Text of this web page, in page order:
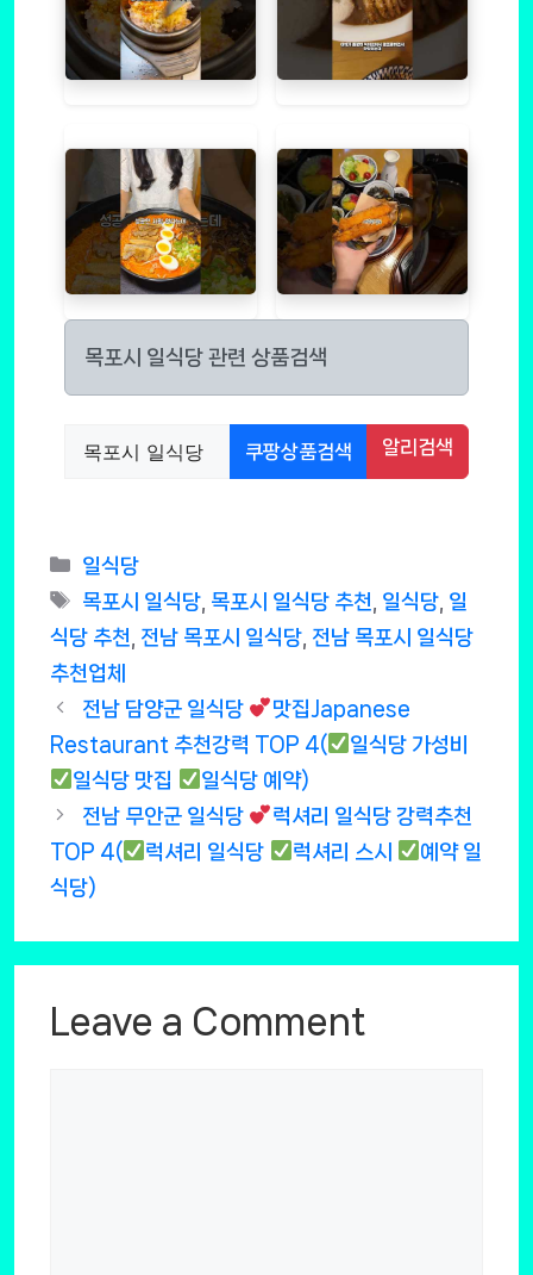
목포시 일식당 관련 상품검색
쿠팡상품검색 알리검색
Categories
일식당
Tags
목포시 일식당 목포시 일식당 추천 일식당 일
식당 추천
전남 목포시 일식당 전남 목포시 일식당
추천업체
전남 담양군 일식당
맛집Japanese
Restaurant 추천강력 TOP 4(
일식당 가성비
일식당 맛집
일식당 예약)
전남 무안군 일식당
럭셔리 일식당 강력추천
TOP 4(
럭셔리 일식당 럭셔리 스시
예약 일
식당)
Leave a Comment